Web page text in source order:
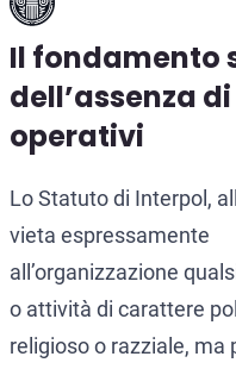
Il fondamento
dell’assenza
operativi
Lo Statuto di Interpol,
vieta espressamente
all’organizzazione
o attività di carattere
religioso o razziale, ma